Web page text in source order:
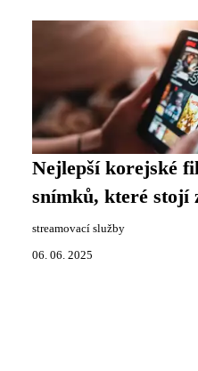
Nejlepší korejské
snímků, které stojí
streamovací služby
06. 06. 2025